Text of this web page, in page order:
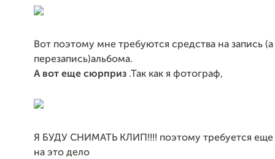
Вот поэтому мне требуются средства на запись
перезапись)альбома.
А вот еще сюрприз .Так как я фотограф,
Я БУДУ СНИМАТЬ КЛИП!!!! поэтому требуется еще
на это дело